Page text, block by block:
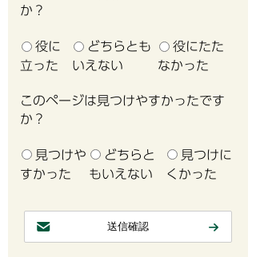
か？
役に
立った
どちらとも
いえない
役にたた
なかった
このページは見つけやすかったです
か？
見つけや
すかった
どちらと
もいえない
見つけに
くかった